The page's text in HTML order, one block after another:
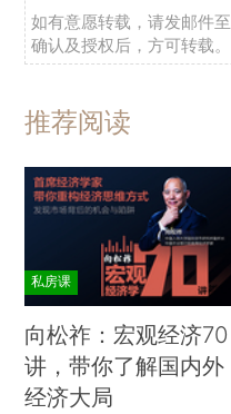
如有意愿转载，请发邮件至
确认及授权后，方可转载。
推荐阅读
私房课
向松祚：宏观经济70
讲，带你了解国内外
经济大局